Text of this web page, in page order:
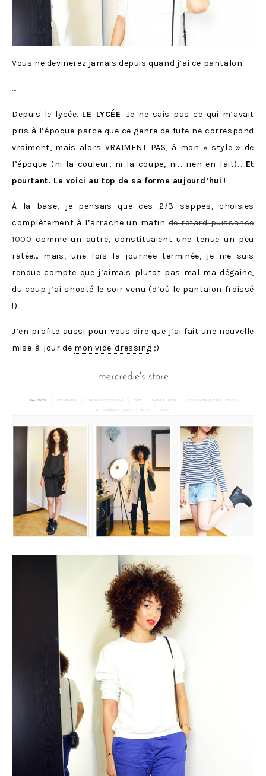
Vous ne devinerez jamais depuis quand j’ai ce pantalon…
…
Depuis le lycée. LE LYCÉE. Je ne sais pas ce qui m’avait
pris à l’époque parce que ce genre de fute ne correspond
vraiment, mais alors VRAIMENT PAS, à mon « style » de
l’époque (ni la couleur, ni la coupe, ni… rien en fait)… Et
pourtant. Le voici au top de sa forme aujourd’hui !
À la base, je pensais que ces 2/3 sappes, choisies
complètement à l’arrache un matinde retard puissance
1000comme un autre, constituaient une tenue un peu
ratée… mais, une fois la journée terminée, je me suis
rendue compte que j’aimais plutot pas mal ma dégaine,
du coup j’ai shooté le soir venu (d’où le pantalon froissé
!).
J’en profite aussi pour vous dire que j’ai fait une nouvelle
mise-à-jour de mon vide-dressing ;)